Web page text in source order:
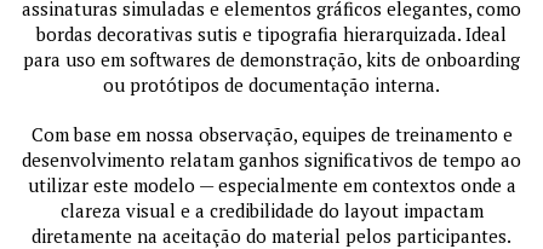
assinaturas simuladas e elementos gráficos elegantes, como
bordas decorativas sutis e tipografia hierarquizada. Ideal
para uso em softwares de demonstração, kits de onboarding
ou protótipos de documentação interna.
Com base em nossa observação, equipes de treinamento e
desenvolvimento relatam ganhos significativos de tempo ao
utilizar este modelo — especialmente em contextos onde a
clareza visual e a credibilidade do layout impactam
diretamente na aceitação do material pelos participantes.